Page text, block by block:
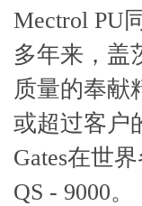
Mectrol PU
多年来，盖
质量的奉献
或超过客户
Gates在世
QS - 9000。